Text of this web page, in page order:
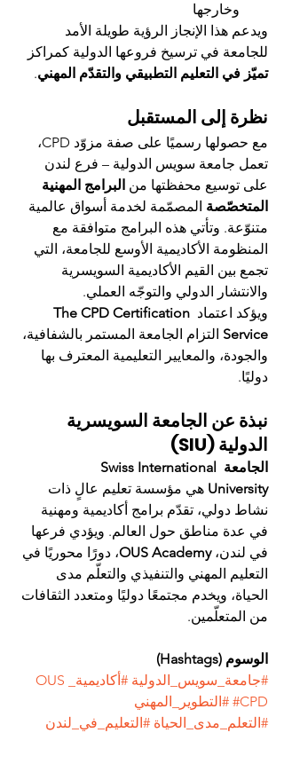
وخارجها
ويدعم هذا الإنجاز الرؤية طويلة الأمد
للجامعة في ترسيخ فروعها الدولية كمراكز
تميّز في التعليم التطبيقي والتقدّم المهني.
نظرة إلى المستقبل
مع حصولها رسميًا على صفة مزوّد CPD،
تعمل جامعة سويس الدولية – فرع لندن
على توسيع محفظتها من البرامج المهنية
المتخصّصة المصمّمة لخدمة أسواق عالمية
متنوّعة. وتأتي هذه البرامج متوافقة مع
المنظومة الأكاديمية الأوسع للجامعة، التي
تجمع بين القيم الأكاديمية السويسرية
والانتشار الدولي والتوجّه العملي.
ويؤكد اعتماد The CPD Certification
Service التزام الجامعة المستمر بالشفافية،
والجودة، والمعايير التعليمية المعترف بها
دوليًا.
نبذة عن الجامعة السويسرية
الدولية (SIU)
الجامعة Swiss International
University هي مؤسسة تعليم عالٍ ذات
نشاط دولي، تقدّم برامج أكاديمية ومهنية
في عدة مناطق حول العالم. ويؤدي فرعها
في لندن، OUS Academy، دورًا محوريًا في
التعليم المهني والتنفيذي والتعلّم مدى
الحياة، ويخدم مجتمعًا دوليًا ومتعدد الثقافات
من المتعلّمين.
الوسوم (Hashtags)
#جامعة_سويس_الدولية #أكاديمية_OUS
#CPD #التطوير_المهني
#التعلم_مدى_الحياة #التعليم_في_لندن